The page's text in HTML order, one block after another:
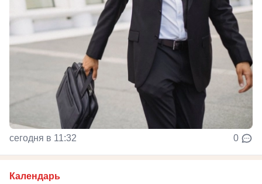
сегодня в 11:32 0
Календарь